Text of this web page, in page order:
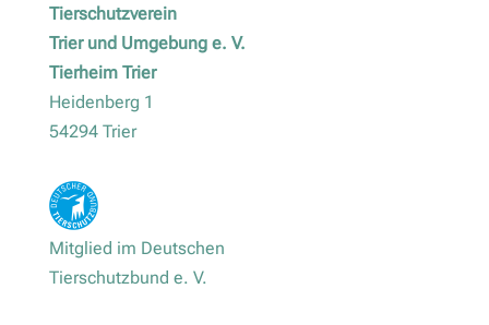
Tierschutzverein
Trier und Umgebung e. V.
Tierheim Trier
Heidenberg 1
54294 Trier
Mitglied im Deutschen
Tierschutzbund e. V.